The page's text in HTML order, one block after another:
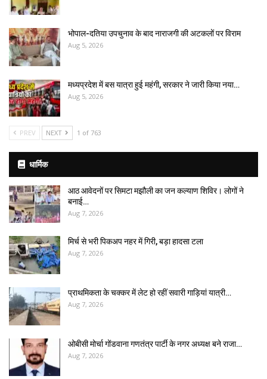
भोपाल-दतिया उपचुनाव के बाद नाराजगी की अटकलों पर विराम
Aug 5, 2026
मध्यप्रदेश में बस यात्रा हुई महंगी, सरकार ने जारी किया नया…
Aug 5, 2026
PREV NEXT 1 of 763
धार्मिक
आठ आवेदनों पर सिमटा मझौली का जन कल्याण शिविर। लोगों ने
बनाई…
Aug 7, 2026
मिर्च से भरी पिकअप नहर में गिरी, बड़ा हादसा टला
Aug 7, 2026
प्राथमिकता के चक्कर में लेट हो रहीं सवारी गाड़ियां यात्री…
Aug 7, 2026
ओबीसी मोर्चा गोंडवाना गणतंत्र पार्टी के नगर अध्यक्ष बने राजा…
Aug 7, 2026